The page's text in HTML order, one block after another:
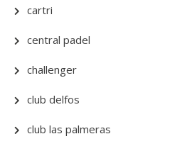
cartri
central padel
challenger
club delfos
club las palmeras